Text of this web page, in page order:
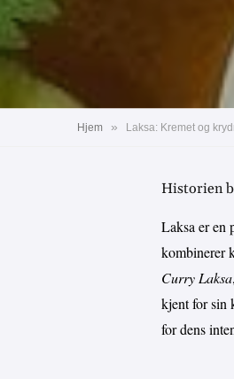
Hjem » Laksa: Kremet og
Historien
Laksa er en
kombinerer
Curry Laksa
kjent for sin
for dens